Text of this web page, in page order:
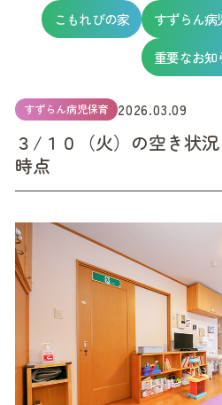
こもれびの家 すずらん病
重要なお知
すずらん病児保育 2026.03.09
３/１０（火）の空き
時点